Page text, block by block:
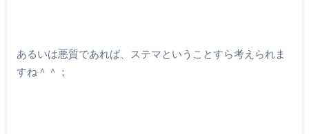
あるいは悪質であれば、ステマということすら考えられま
すね＾＾；